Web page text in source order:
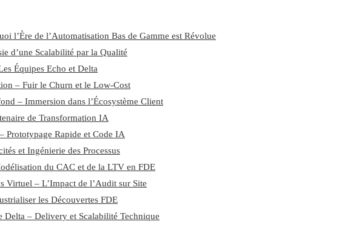
l’Ère de l’Automatisation Bas de Gamme est Révolue
d’une Scalabilité par la Qualité
Équipes Echo et Delta
– Fuir le Churn et le Low-Cost
– Immersion dans l’Écosystème Client
de Transformation IA
Prototypage Rapide et Code IA
et Ingénierie des Processus
du CAC et de la LTV en FDE
Virtuel – L’Impact de l’Audit sur Site
les Découvertes FDE
Delta – Delivery et Scalabilité Technique